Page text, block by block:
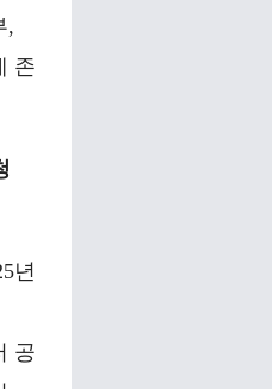
,
존
년
공